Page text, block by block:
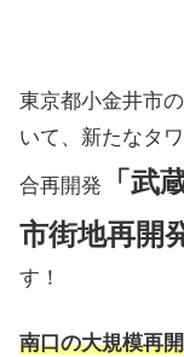
東京都小金井市
いて、新たなタ
合再開発
「武
市街地再開
す！
南口の大規模再